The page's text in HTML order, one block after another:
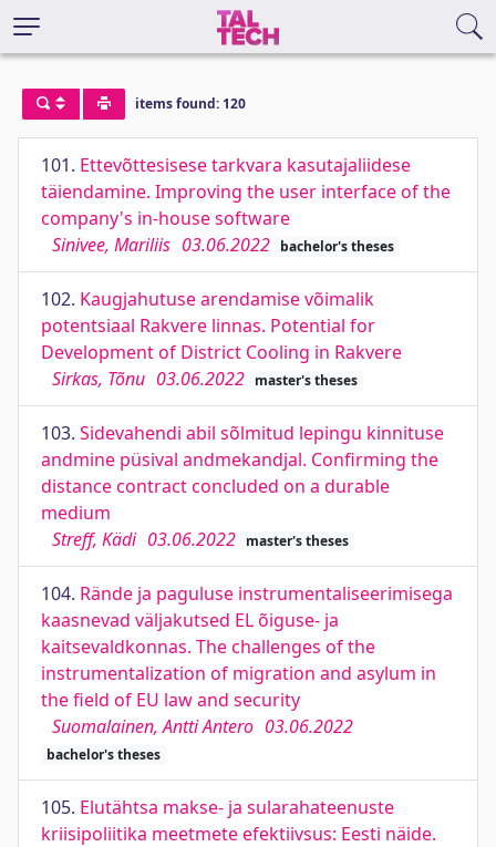
items found: 120
101. Ettevõttesisese tarkvara kasutajaliidese
täiendamine. Improving the user interface of the
company's in-house software
Sinivee, Mariliis 03.06.2022 bachelor's theses
102. Kaugjahutuse arendamise võimalik
potentsiaal Rakvere linnas. Potential for
Development of District Cooling in Rakvere
Sirkas, Tõnu 03.06.2022 master's theses
103. Sidevahendi abil sõlmitud lepingu kinnituse
andmine püsival andmekandjal. Confirming the
distance contract concluded on a durable
medium
Streff, Kädi 03.06.2022 master's theses
104. Rände ja paguluse instrumentaliseerimisega
kaasnevad väljakutsed EL õiguse- ja
kaitsevaldkonnas. The challenges of the
instrumentalization of migration and asylum in
the field of EU law and security
Suomalainen, Antti Antero 03.06.2022
bachelor's theses
105. Elutähtsa makse- ja sularahateenuste
kriisipoliitika meetmete efektiivsus: Eesti näide.